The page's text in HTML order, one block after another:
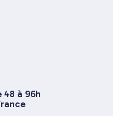
48 à 96h